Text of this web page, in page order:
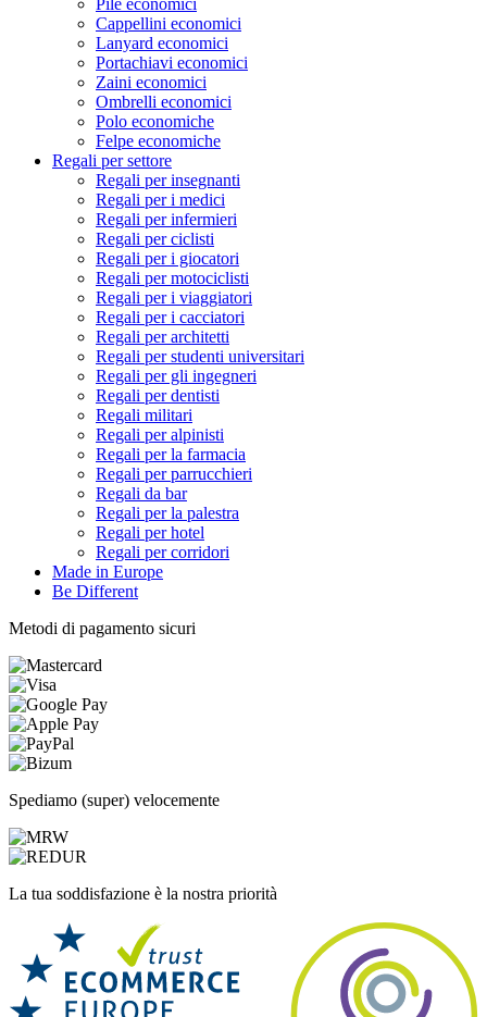
Cappellini economici
Lanyard economici
Portachiavi economici
Zaini economici
Ombrelli economici
Polo economiche
Felpe economiche
Regali per settore
Regali per insegnanti
Regali per i medici
Regali per infermieri
Regali per ciclisti
Regali per i giocatori
Regali per motociclisti
Regali per i viaggiatori
Regali per i cacciatori
Regali per architetti
Regali per studenti universitari
Regali per gli ingegneri
Regali per dentisti
Regali militari
Regali per alpinisti
Regali per la farmacia
Regali per parrucchieri
Regali da bar
Regali per la palestra
Regali per hotel
Regali per corridori
Made in Europe
Be Different
Metodi di pagamento sicuri
Spediamo (super) velocemente
La tua soddisfazione è la nostra priorità